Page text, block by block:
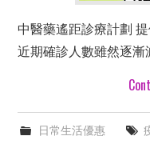
中醫藥遙距診療計劃
近期確診人數雖然逐漸
日常生活優惠